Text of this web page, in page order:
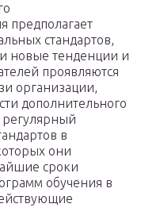
предполагает
стандартов,
новые тенденции и
проявляются
организации,
дополнительного
регулярный
в
они
сроки
обучения в